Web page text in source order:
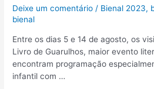
Deixe um comentário / Bienal 2023,
bienal
Entre os dias 5 e 14 de agosto, os
Livro de Guarulhos, maior evento
encontram programação
infantil com …